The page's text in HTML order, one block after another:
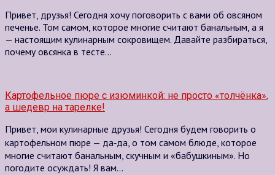
Привет, друзья! Сегодня хочу поговорить с вами об овсяном
печенье. Том самом, которое многие считают банальным, а я
— настоящим кулинарным сокровищем. Давайте разбираться,
почему овсянка в тесте…
Картофельное пюре с изюминкой: не просто «толчёнка»,
а шедевр на тарелке!
Привет, мои кулинарные друзья! Сегодня будем говорить о
картофельном пюре — да‑да, о том самом блюде, которое
многие считают банальным, скучным и «бабушкиным». Но
погодите осуждать! Я вам…